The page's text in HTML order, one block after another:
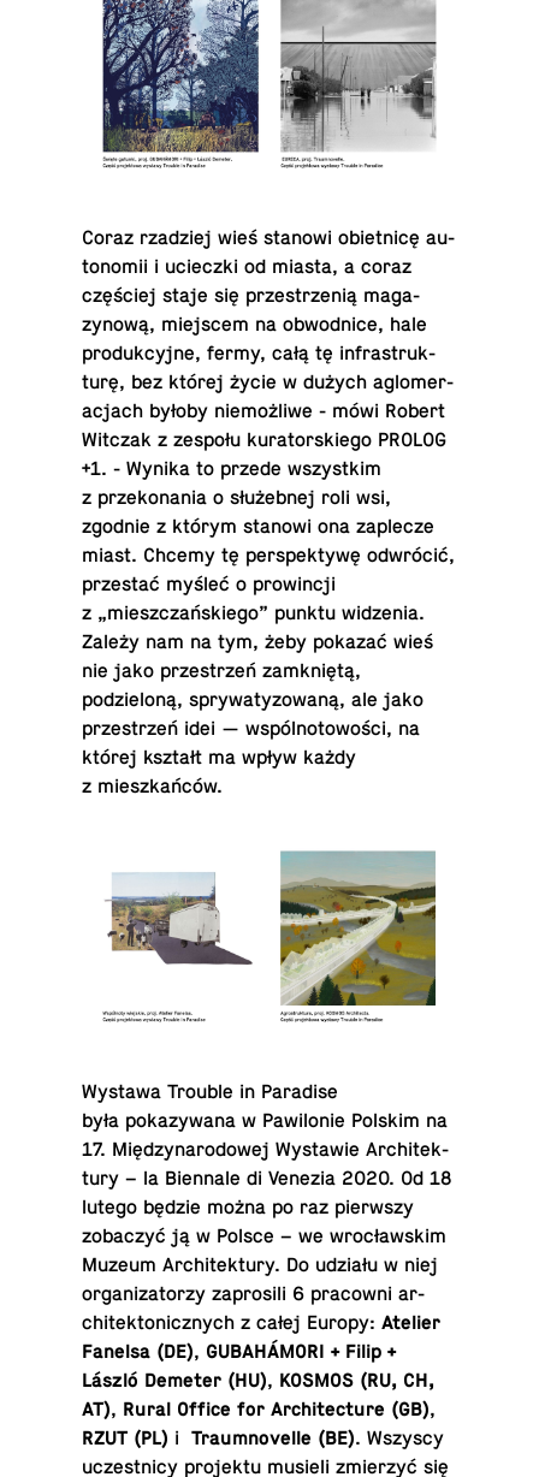
Coraz rzadziej wieś stanowi obiet­nicę au­
tonomii i ucieczki od miasta, a coraz
częściej staje się przestrzenią mag­a­
zynową, miejscem na ob­wod­nice, hale
pro­duk­cyjne, fermy, całą tę in­fra­struk­
turę, bez której życie w dużych aglom­er­
ac­jach byłoby niemożliwe - mówi Robert
Witczak z zespołu ku­ra­torskiego PROLOG
+1. - Wynika to przede wszys­tkim
z przeko­na­nia o służebnej roli wsi,
zgodnie z którym stanowi ona zaplecze
miast. Chcemy tę per­spek­tywę odwrócić,
przestać myśleć o prow­incji
z „mieszczańskiego” punktu widzenia.
Zależy nam na tym, żeby pokazać wieś
nie jako przestrzeń zamkniętą,
podzieloną, spry­waty­zowaną, ale jako
przestrzeń idei — wspólnotowości, na
której kształt ma wpływ każdy
z mieszkańców.
Wystawa Trouble in Par­adise
była pokazy­wana w Paw­ilonie Polskim na
17. Między­nar­o­dowej Wys­tawie Ar­chitek­
tury – la Bi­en­nale di Venezia 2020. Od 18
lutego będzie można po raz pier­wszy
zobaczyć ją w Polsce – we wrocławskim
Muzeum Ar­chitek­tury. Do udziału w niej
or­ga­ni­za­torzy za­prosili 6 pra­cowni ar­
chitek­ton­icznych z całej Europy: Atelier
Fanelsa (DE), GUBAHÁMORI + Filip +
László Demeter (HU), KOSMOS (RU, CH,
AT), Rural Office for Ar­chi­tec­ture (GB),
RZUT (PL) i Traum­nov­elle (BE). Wszyscy
uczest­nicy pro­jektu musieli zmierzyć się